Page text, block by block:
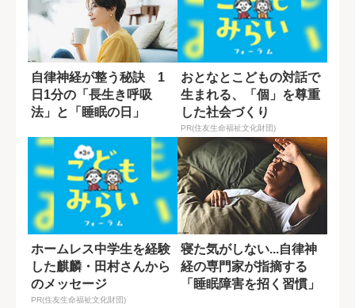
自律神経が整う秘訣 1
日1分の「長生き呼吸
法」と「睡眠の日」
おとなとこどもの対話で
生まれる、「個」を尊重
した社会づくり
PR(住友生命福祉文化財団)
ホームレス中学生を経験
した麒麟・田村さんから
のメッセージ
PR(住友生命福祉文化財団)
寝た気がしない...自律神
経の専門家が指摘する
「睡眠障害を招く習慣」